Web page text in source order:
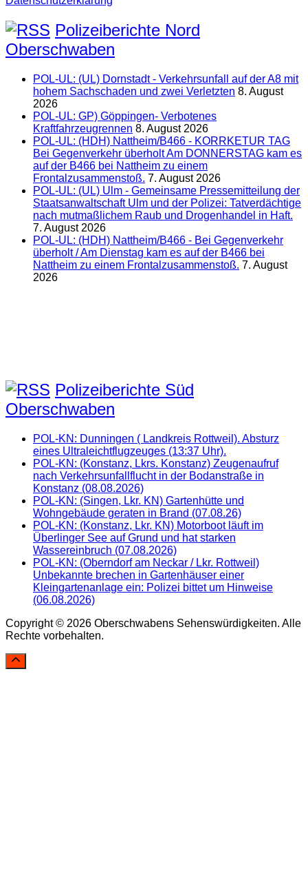
Polizeiberichte Nord
Oberschwaben
POL-UL: (UL) Dornstadt - Verkehrsunfall auf der A8 mit
hohem Sachschaden und zwei Verletzten 8. August
2026
POL-UL: GP) Göppingen- Verbotenes
Kraftfahrzeugrennen 8. August 2026
POL-UL: (HDH) Nattheim/B466 - KORRKETUR TAG
Bei Gegenverkehr überholt Am DONNERSTAG kam es
auf der B466 bei Nattheim zu einem
Frontalzusammenstoß. 7. August 2026
POL-UL: (UL) Ulm - Gemeinsame Pressemitteilung der
Staatsanwaltschaft Ulm und der Polizei: Tatverdächtige
nach mutmaßlichem Raub und Drogenhandel in Haft.
7. August 2026
POL-UL: (HDH) Nattheim/B466 - Bei Gegenverkehr
überholt / Am Dienstag kam es auf der B466 bei
Nattheim zu einem Frontalzusammenstoß. 7. August
2026
Polizeiberichte Süd
Oberschwaben
POL-KN: Dunningen ( Landkreis Rottweil). Absturz
eines Ultraleichtflugzeuges (13:37 Uhr).
POL-KN: (Konstanz, Lkrs. Konstanz) Zeugenaufruf
nach Verkehrsunfallflucht in der Bodanstraße in
Konstanz (08.08.2026)
POL-KN: (Singen, Lkr. KN) Gartenhütte und
Wohngebäude geraten in Brand (07.08.26)
POL-KN: (Konstanz, Lkr. KN) Motorboot läuft im
Überlinger See auf Grund und hat starken
Wassereinbruch (07.08.2026)
POL-KN: (Oberndorf am Neckar / Lkr. Rottweil)
Unbekannte brechen in Gartenhäuser einer
Kleingartenanlage ein: Polizei bittet um Hinweise
(06.08.2026)
Copyright © 2026 Oberschwabens Sehenswürdigkeiten. Alle
Rechte vorbehalten.